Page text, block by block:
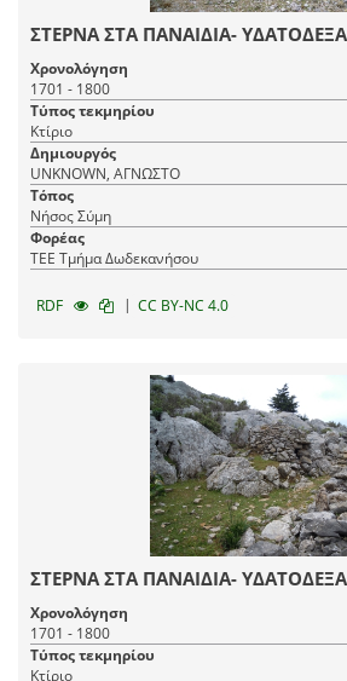
ΣΤΕΡΝΑ ΣΤΑ ΠΑΝΑΙΔΙΑ-
Χρονολόγηση
1701 - 1800
Τύπος τεκμηρίου
Κτίριο
Δημιουργός
UNKNOWN, ΑΓΝΩΣΤΟ
Τόπος
Νήσος Σύμη
Φορέας
ΤΕΕ Τμήμα Δωδεκανήσου
RDF | CC BY-NC 4.0
ΣΤΕΡΝΑ ΣΤΑ ΠΑΝΑΙΔΙΑ-
Χρονολόγηση
1701 - 1800
Τύπος τεκμηρίου
Κτίριο